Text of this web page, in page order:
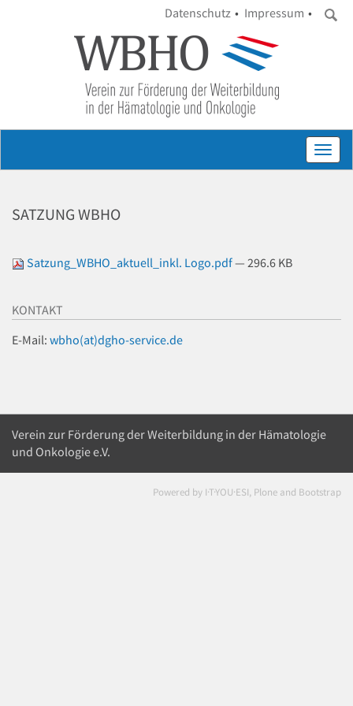
Datenschutz Impressum
SATZUNG WBHO
Satzung_WBHO_aktuell_inkl. Logo.pdf— 296.6 KB
KONTAKT
E-Mail: wbho(at)dgho-service.de
Verein zur Förderung der Weiterbildung in der Hämatologie
und Onkologie e.V.
Powered by I·T·YOU·ESI, Plone and Bootstrap